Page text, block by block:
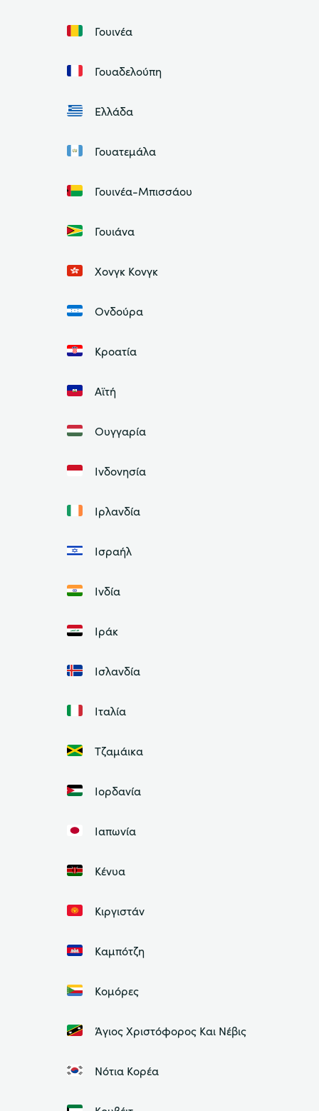
Γουινέα
Γουαδελούπη
Ελλάδα
Γουατεμάλα
Γουινέα-Μπισσάου
Γουιάνα
Χονγκ Κονγκ
Ονδούρα
Κροατία
Αϊτή
Ουγγαρία
Ινδονησία
Ιρλανδία
Ισραήλ
Ινδία
Ιράκ
Ισλανδία
Ιταλία
Τζαμάικα
Ιορδανία
Ιαπωνία
Κένυα
Κιργιστάν
Καμπότζη
Κομόρες
Άγιος Χριστόφορος Και Νέβις
Νότια Κορέα